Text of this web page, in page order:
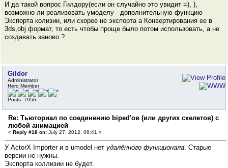
И да такой вопрос Гилдору(если он случайно это увидит =), ),
возможно ли реализовать умоделу - дополнительную функцию -
Экспорта колизии, или скорее не экспорта а Конвертирования ее в
3ds,obj формат, то есть чтобы проще было потом использовать, а не
создавать заново ?
Gildor
Administrator
Hero Member
Posts: 7956
Re: Тьюториал по соединению biped'ов (или других скелетов) с
любой анимацией
« Reply #18 on: July 27, 2012, 08:41 »
У ActorX Importer и в umodel нет удалённого функционала. Старые
версии не нужны.
Экспорта коллизии не будет.